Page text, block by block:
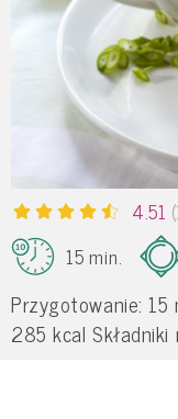
4.51
15 min.
Przygotowanie:
285 kcal